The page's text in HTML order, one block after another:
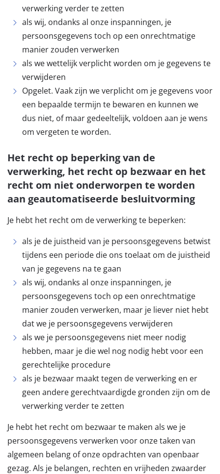
verwerking verder te zetten
als wij, ondanks al onze inspanningen, je
persoonsgegevens toch op een onrechtmatige
manier zouden verwerken
als we wettelijk verplicht worden om je gegevens te
verwijderen
Opgelet. Vaak zijn we verplicht om je gegevens voor
een bepaalde termijn te bewaren en kunnen we
dus niet, of maar gedeeltelijk, voldoen aan je wens
om vergeten te worden.
Het recht op beperking van de
verwerking, het recht op bezwaar en het
recht om niet onderworpen te worden
aan geautomatiseerde besluitvorming
Je hebt het recht om de verwerking te beperken:
als je de juistheid van je persoonsgegevens betwist
tijdens een periode die ons toelaat om de juistheid
van je gegevens na te gaan
als wij, ondanks al onze inspanningen, je
persoonsgegevens toch op een onrechtmatige
manier zouden verwerken, maar je liever niet hebt
dat we je persoonsgegevens verwijderen
als we je persoonsgegevens niet meer nodig
hebben, maar je die wel nog nodig hebt voor een
gerechtelijke procedure
als je bezwaar maakt tegen de verwerking en er
geen andere gerechtvaardigde gronden zijn om de
verwerking verder te zetten
Je hebt het recht om bezwaar te maken als we je
persoonsgegevens verwerken voor onze taken van
algemeen belang of onze opdrachten van openbaar
gezag. Als je belangen, rechten en vrijheden zwaarder